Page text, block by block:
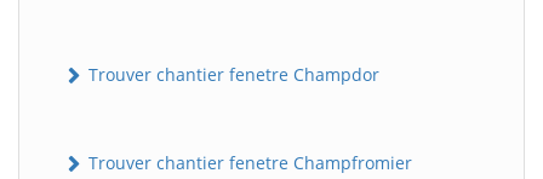
Trouver chantier fenetre Champdor
Trouver chantier fenetre Champfromier